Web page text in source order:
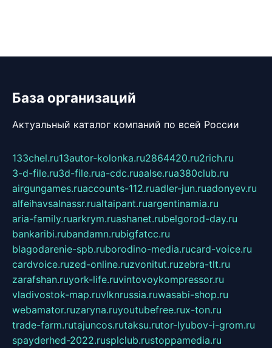
База организаций
Актуальный каталог компаний по всей России
133chel.ru13autor-kolonka.ru2864420.ru2rich.ru
3-d-file.ru3d-file.rua-cdc.ruaalse.rua380club.ru
airgungames.ruaccounts-112.ruadler-jun.ruadonyev.ru
alfeihavsalnassr.rualtaipant.ruargentinamia.ru
aria-family.ruarkrym.ruashanet.rubelgorod-day.ru
bankaribi.rubandamn.rubigfatcc.ru
blagodarenie-spb.ruborodino-media.rucard-voice.ru
cardvoice.ruzed-online.ruzvonitut.ruzebra-tlt.ru
zarafshan.ruyork-life.ruvintovoykompressor.ru
vladivostok-map.ruvlknrussia.ruwasabi-shop.ru
webamator.ruzaryna.ruyoutubefree.rux-ton.ru
trade-farm.rutajuncos.rutaksu.rutor-lyubov-i-grom.ru
spayderhed-2022.rusplclub.rustoppamedia.ru